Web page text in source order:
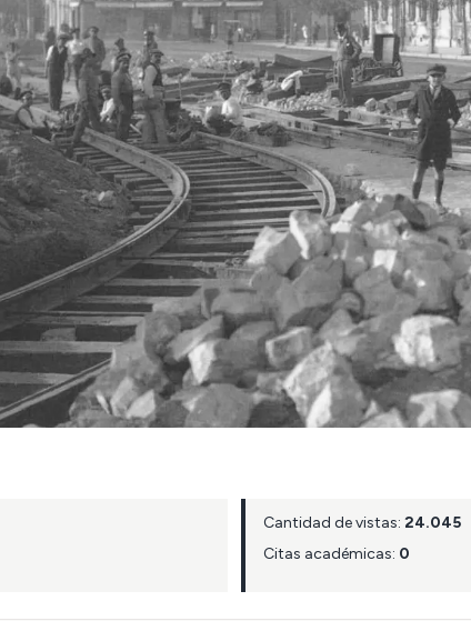
Cantidad de vistas: 24.045
Citas académicas: 0